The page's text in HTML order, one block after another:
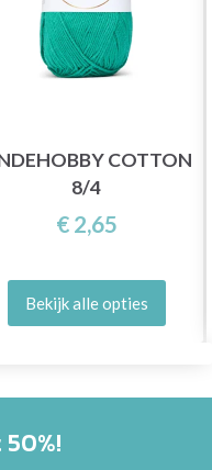
COTTON
8/4
€ 2,65
Bekijk alle opties